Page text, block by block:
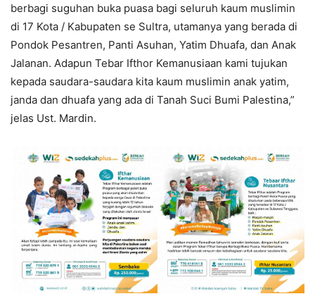
berbagi suguhan buka puasa bagi seluruh kaum muslimin
di 17 Kota / Kabupaten se Sultra, utamanya yang berada di
Pondok Pesantren, Panti Asuhan, Yatim Dhuafa, dan Anak
Jalanan. Adapun Tebar Ifthor Kemanusiaan kami tujukan
kepada saudara-saudara kita kaum muslimin anak yatim,
janda dan dhuafa yang ada di Tanah Suci Bumi Palestina,”
jelas Ust. Mardin.